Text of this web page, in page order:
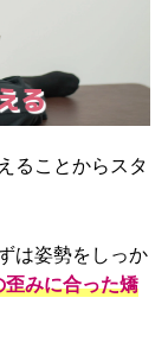
る
ることからスタ
は姿勢をしっか
みに合った矯